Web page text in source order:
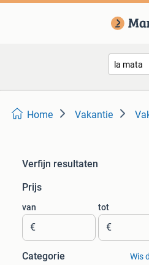
Home Vakantie
Verfijn resultaten
Prijs
van
€
tot
€
Categorie Wis